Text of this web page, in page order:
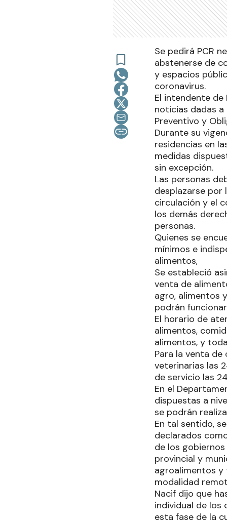
Se pedirá PCR
abstenerse de
y espacios
coronavirus.
El intendente de
noticias dadas
Preventivo y
Durante su
residencias en
medidas
sin excepción.
Las personas
desplazarse por
circulación y el
los demás
personas.
Quienes se
mínimos e
alimentos,
Se estableció
venta de
agro, alimentos
podrán
El horario de
alimentos,
alimentos, y
Para la venta
veterinarias las
de servicio las
En el
dispuestas a
se podrán
En tal sentido,
declarados
de los
provincial y
agroalimentos y
modalidad
Nacif dijo que
individual de los
esta fase de la